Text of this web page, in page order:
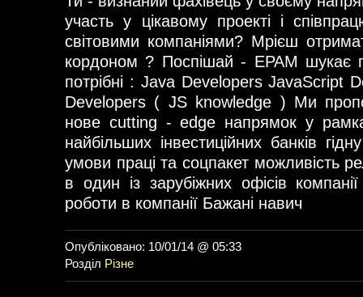
участь у цікавому проекті і
світовими компаніями? Мрієш
кордоном ? Поспішай - EPAM шукає
потрібні : Java Developers JavaScript
Developers ( JS knowledge ) Ми
нове cutting - edge напрямок у
найбільших інвестиційних банків
умови праці та соцпакет можливість
в один із зарубіжних офісів
роботи в компанії Бажані навич
Опубліковано: 10/01/14 @ 05:33
Розділ Різне